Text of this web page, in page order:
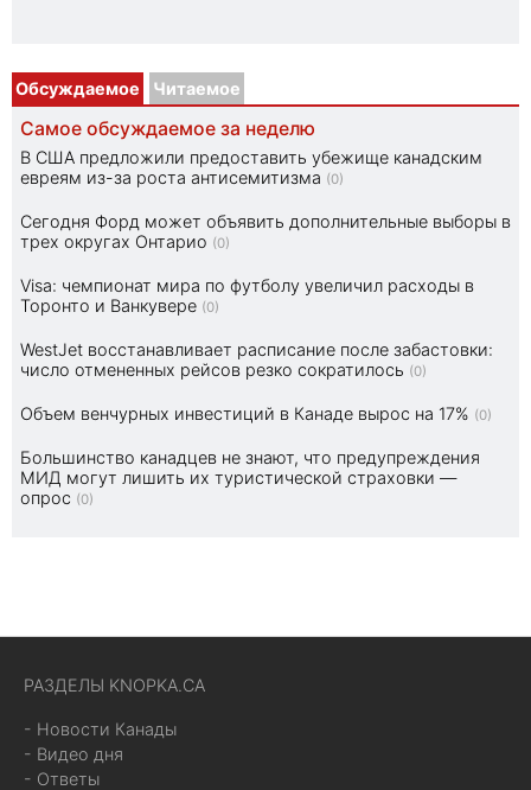
Обсуждаемое Читаемое
Самое обсуждаемое за неделю
В США предложили предоставить убежище канадским
евреям из-за роста антисемитизма (0)
Сегодня Форд может объявить дополнительные выборы в
трех округах Онтарио (0)
Visa: чемпионат мира по футболу увеличил расходы в
Торонто и Ванкувере (0)
WestJet восстанавливает расписание после забастовки:
число отмененных рейсов резко сократилось (0)
Объем венчурных инвестиций в Канаде вырос на 17% (0)
Большинство канадцев не знают, что предупреждения
МИД могут лишить их туристической страховки —
опрос (0)
РАЗДЕЛЫ KNOPKA.CA
- Новости Канады
- Видео дня
- Ответы